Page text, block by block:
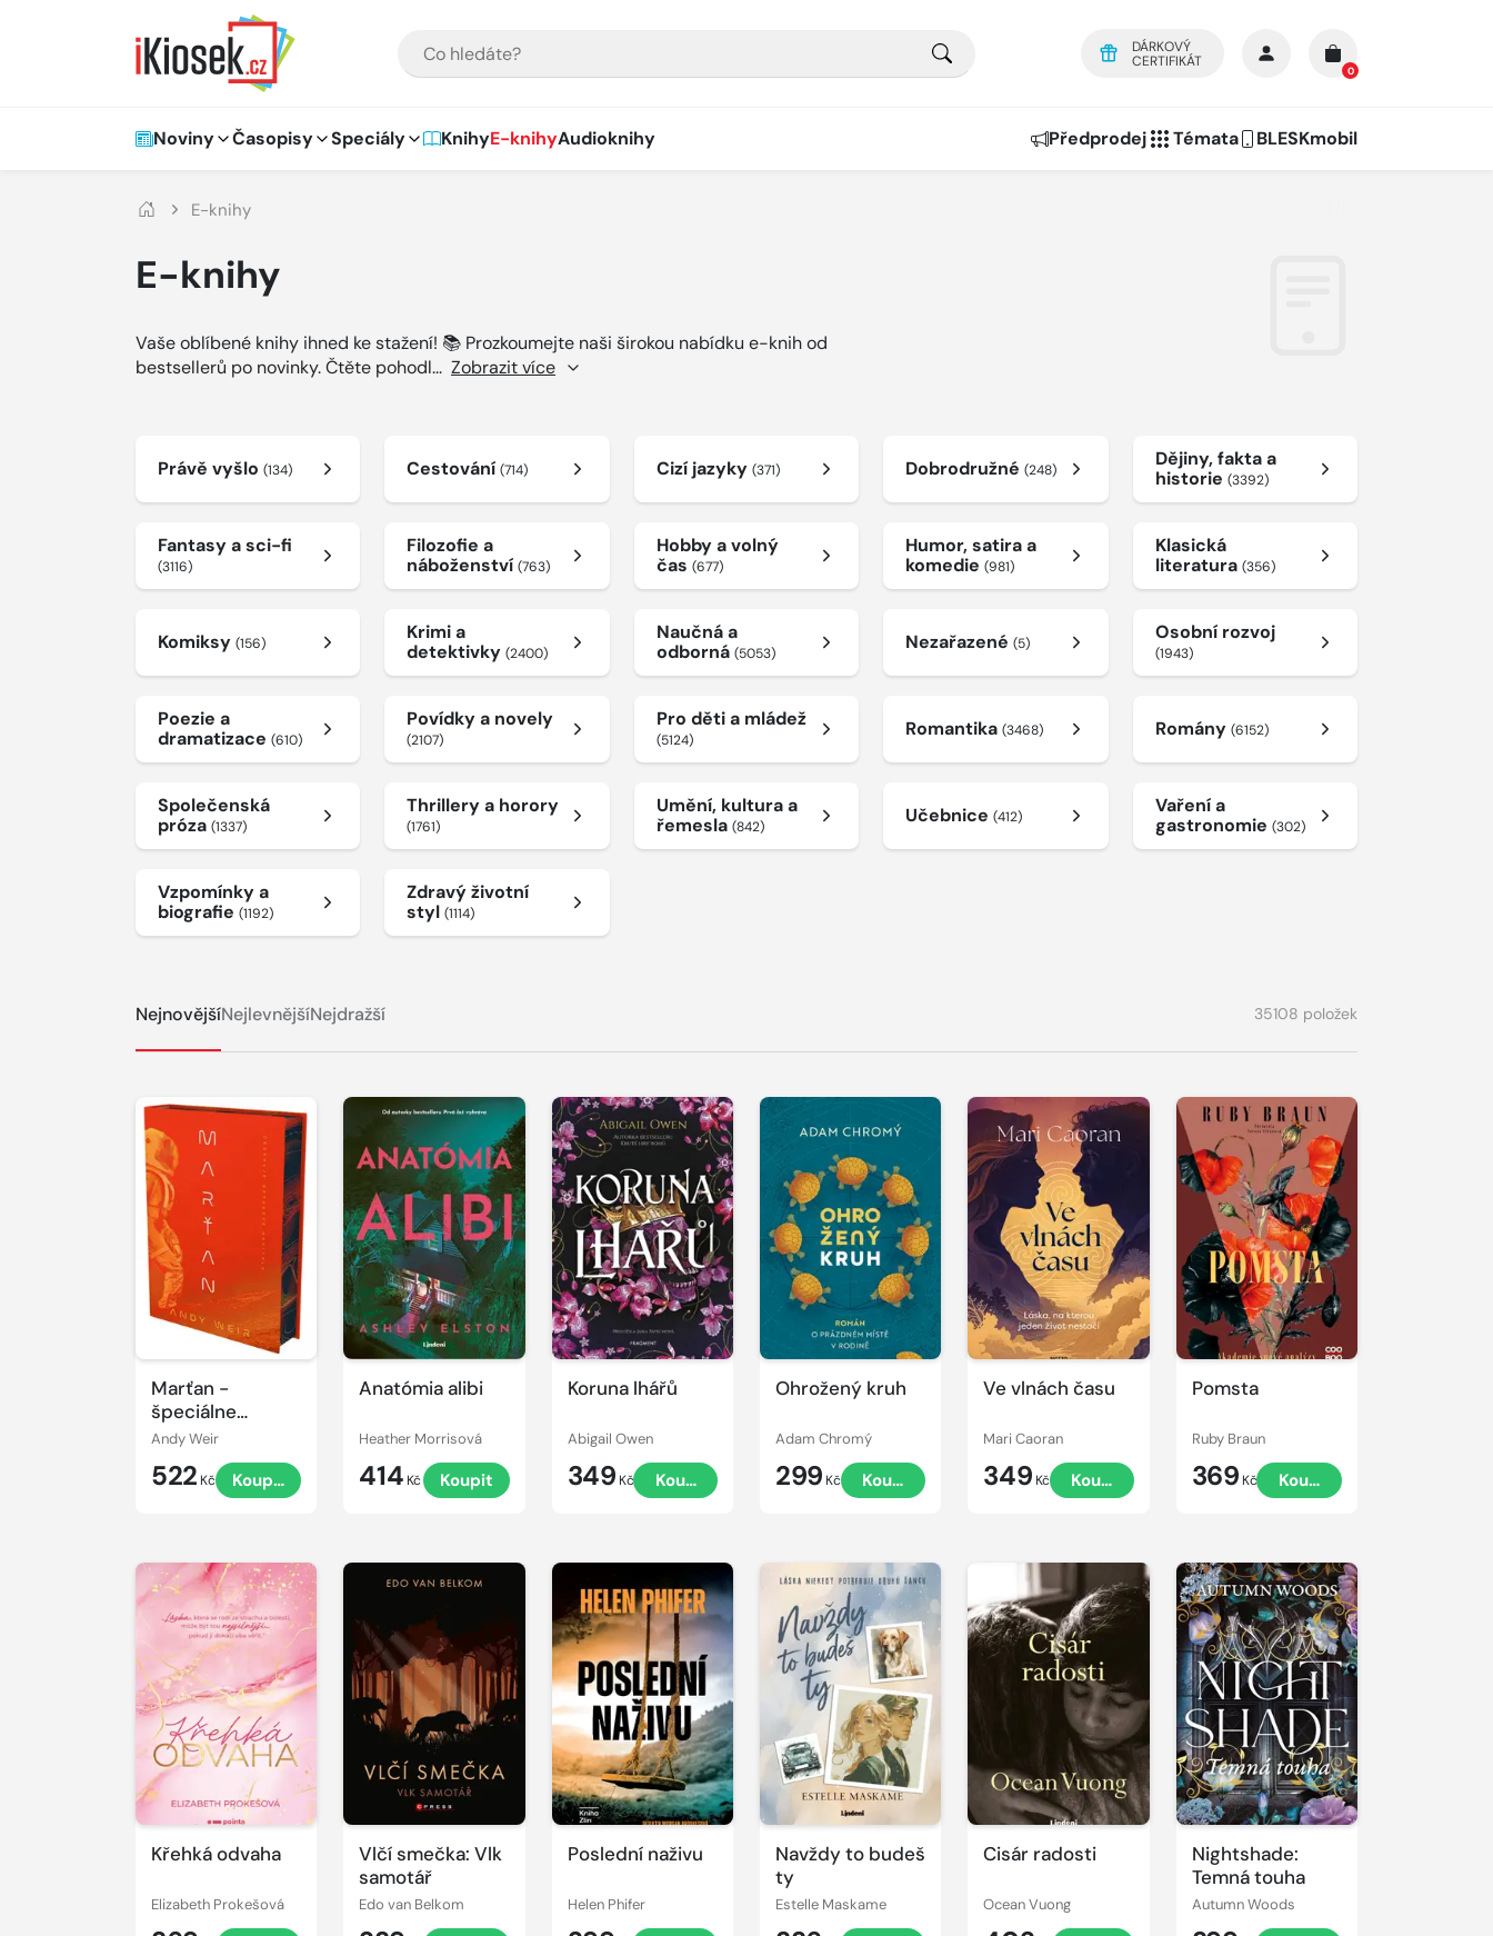
DÁRKOVÝ
CERTIFIKÁT
0
Hlavní navigace
Noviny Časopisy Speciály KnihyE-knihyAudioknihy Předprodej Témata BLESKmobil
E-knihy
E-knihy
Vaše oblíbené knihy ihned ke stažení! 📚 Prozkoumejte naši širokou nabídku e-knih od
bestsellerů po novinky. Čtěte pohodl... Zobrazit více
Právě vyšlo (134) Cestování(714) Cizí jazyky (371) Dobrodružné(248)
Dějiny, fakta a
historie (3392)
Fantasy a sci-fi
(3116)
Filozofie a
náboženství(763)
Hobby a volný
čas (677)
Humor, satira a
komedie(981)
Klasická
literatura (356)
Komiksy (156)
Krimi a
detektivky(2400)
Naučná a
odborná (5053) Nezařazené(5) Osobní rozvoj
(1943)
Poezie a
dramatizace (610)
Povídky a novely
(2107)
Pro děti a mládež
(5124) Romantika(3468) Romány (6152)
Společenská
próza (1337)
Thrillery a horory
(1761)
Umění, kultura a
řemesla (842) Učebnice(412)
Vaření a
gastronomie (302)
Vzpomínky a
biografie (1192)
Zdravý životní
styl(1114)
NejnovějšíNejlevnějšíNejdražší 35108 položek
Marťan -
špeciálne
vydanie
Andy Weir
522 Kč Koupit
Anatómia alibi
Heather Morrisová
414 Kč Koupit
Koruna lhářů
Abigail Owen
349 Kč Koupit
Ohrožený kruh
Adam Chromý
299 Kč Koupit
Ve vlnách času
Mari Caoran
349 Kč Koupit
Pomsta
Ruby Braun
369 Kč Koupit
Křehká odvaha
Elizabeth Prokešová
Vlčí smečka: Vlk
samotář
Edo van Belkom
Poslední naživu
Helen Phifer
Navždy to budeš
ty
Estelle Maskame
Cisár radosti
Ocean Vuong
Nightshade:
Temná touha
Autumn Woods